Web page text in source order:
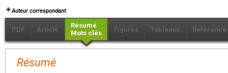
Auteur correspondant.
PDF Article
Résumé
Mots clés
Figures Tableaux
Résumé